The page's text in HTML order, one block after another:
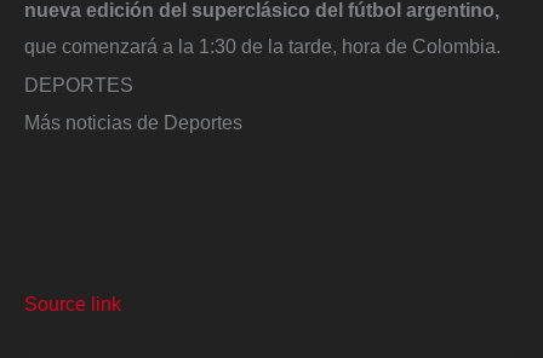
nueva edición del superclásico del fútbol argentino,
que comenzará a la 1:30 de la tarde, hora de Colombia.
DEPORTES
Más noticias de Deportes
Source link